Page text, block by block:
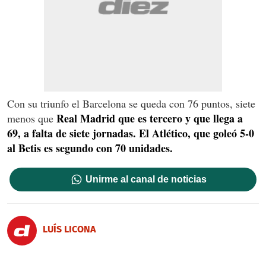
Con su triunfo el Barcelona se queda con 76 puntos, siete
menos que Real Madrid que es tercero y que llega a
69, a falta de siete jornadas. El Atlético, que goleó 5-0
al Betis es segundo con 70 unidades.
Unirme al canal de noticias
LUÍS LICONA